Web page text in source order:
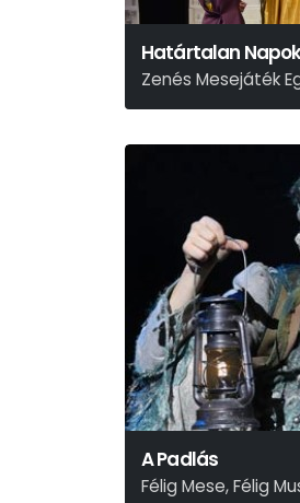
Határtalan
Zenés Mesejáték
Hans Christian Andersen
A Padlás
Félig Mese, Félig